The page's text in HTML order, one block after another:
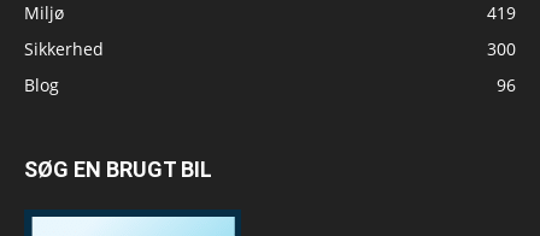
Miljø
419
Sikkerhed
300
Blog
96
SØG EN BRUGT BIL